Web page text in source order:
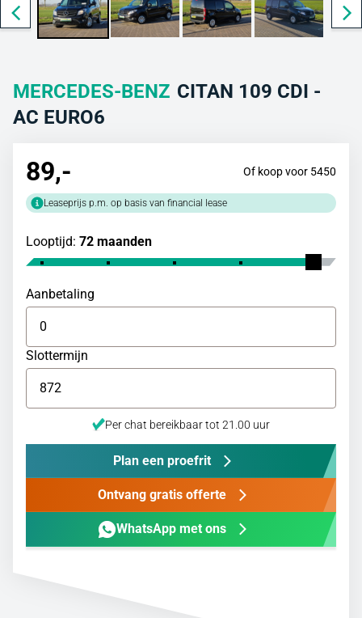
MERCEDES-BENZ CITAN 109 CDI -
AC EURO6
89,- Of koop voor 5450
Leaseprijs p.m. op basis van financial lease
Looptijd: 72 maanden
Aanbetaling
Slottermijn
Per chat bereikbaar tot 21.00 uur
Plan een proefrit
Ontvang gratis offerte
WhatsApp met ons